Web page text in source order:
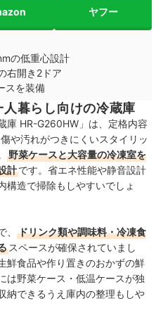
ヤフー
の低重心設計
右開き2ドア
スを装備
暮らし向けの冷蔵庫
庫 HR-G260HW」は、定格内容
や汚れがつきにくいスタイリッ
野菜ケースと大容量の冷凍室を
計です。省エネ性能や静音設計
構造で掃除もしやすいでしょ
ドリンク類や調味料・冷凍食
スペースが確保されていまし
鮮食品や作り置きのおかずの鮮
は野菜ケース・低温ケースが独
納できるうえ庫内の整理もしや